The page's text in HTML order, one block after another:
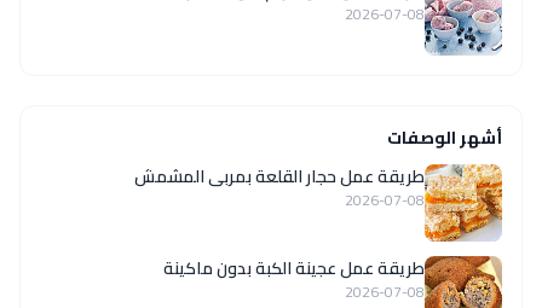
2026-07-08
أشهر الوصفات
طريقة عمل حجار القلعة بمربى المشمش
2026-07-08
طريقة عمل عجينة الكبة بدون ماكينة
2026-07-08